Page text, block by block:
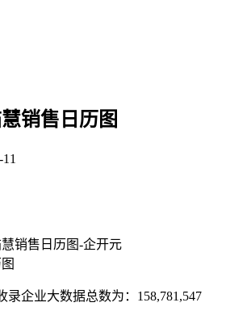
销售日历图
企业大数据总数为：158,781,547